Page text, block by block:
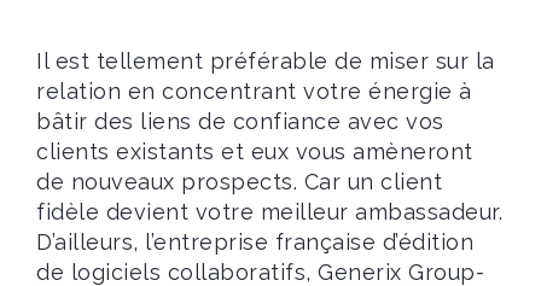
Il est tellement préférable de miser sur la
relation en concentrant votre énergie à
bâtir des liens de confiance avec vos
clients existants et eux vous amèneront
de nouveaux prospects. Car un client
fidèle devient votre meilleur ambassadeur.
D’ailleurs, l’entreprise française d’édition
de logiciels collaboratifs, Generix Group-